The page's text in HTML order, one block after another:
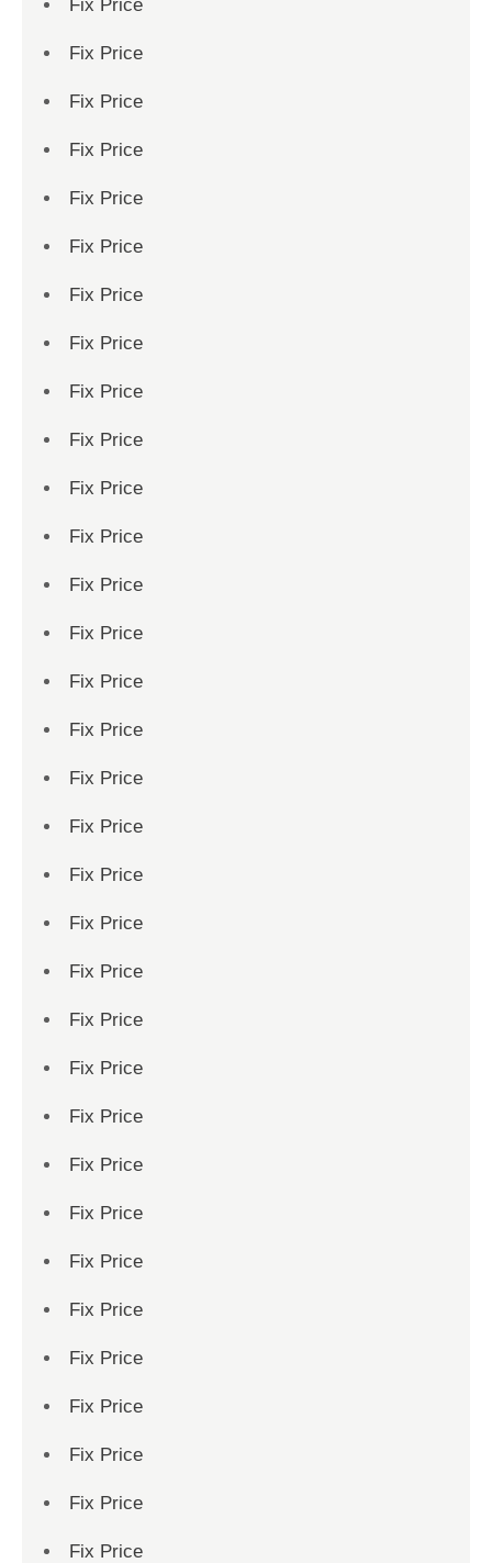
Fix Price
Fix Price
Fix Price
Fix Price
Fix Price
Fix Price
Fix Price
Fix Price
Fix Price
Fix Price
Fix Price
Fix Price
Fix Price
Fix Price
Fix Price
Fix Price
Fix Price
Fix Price
Fix Price
Fix Price
Fix Price
Fix Price
Fix Price
Fix Price
Fix Price
Fix Price
Fix Price
Fix Price
Fix Price
Fix Price
Fix Price
Fix Price
Fix Price